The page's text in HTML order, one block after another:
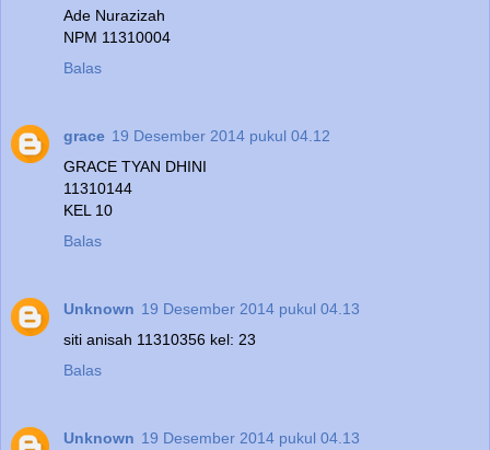
Ade Nurazizah
NPM 11310004
Balas
grace 19 Desember 2014 pukul 04.12
GRACE TYAN DHINI
11310144
KEL 10
Balas
Unknown 19 Desember 2014 pukul 04.13
siti anisah 11310356 kel: 23
Balas
Unknown 19 Desember 2014 pukul 04.13